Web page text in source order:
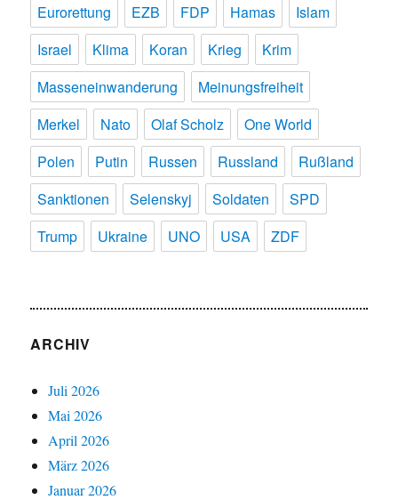
Eurorettung
EZB FDP Hamas
Islam
Israel
Klima Koran Krieg
Krim
Masseneinwanderung
Meinungsfreiheit
Merkel
Nato Olaf Scholz
One World
Polen
Putin Russen Russland
Rußland
Sanktionen
Selenskyj Soldaten
SPD
Trump
Ukraine UNO USA ZDF
ARCHIV
Juli 2026
Mai 2026
April 2026
März 2026
Januar 2026